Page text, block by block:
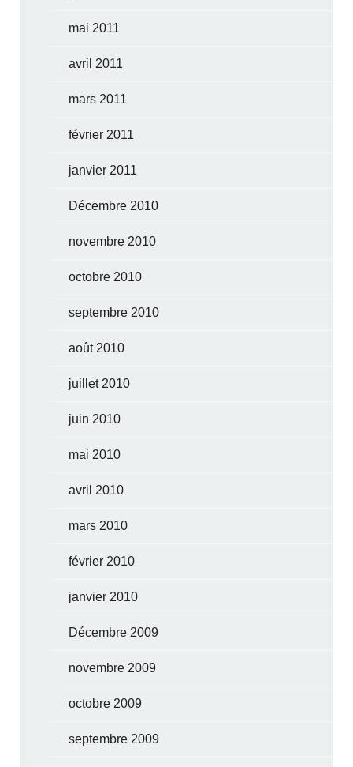
mai 2011
avril 2011
mars 2011
février 2011
janvier 2011
Décembre 2010
novembre 2010
octobre 2010
septembre 2010
août 2010
juillet 2010
juin 2010
mai 2010
avril 2010
mars 2010
février 2010
janvier 2010
Décembre 2009
novembre 2009
octobre 2009
septembre 2009